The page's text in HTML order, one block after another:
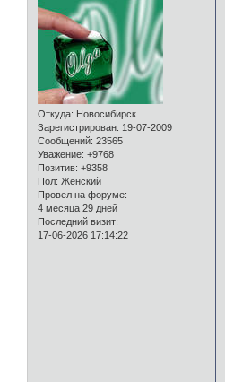
Откуда: Новосибирск
Зарегистрирован: 19-07-2009
Сообщений: 23565
Уважение: +9768
Позитив: +9358
Пол: Женский
Провел на форуме:
4 месяца 29 дней
Последний визит:
17-06-2026 17:14:22